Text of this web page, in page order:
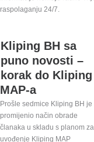
raspolaganju 24/7.
Kliping BH sa
puno novosti –
korak do Kliping
MAP-a
Prošle sedmice Kliping BH je
promijenio način obrade
članaka u skladu s planom za
uvođenje Kliping MAP